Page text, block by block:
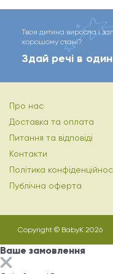
Твоя дитина виросла і
хорошому стані?
Здай речі в один
Про нас
Доставка та оплата
Питання та відповіді
Контакти
Політика
Публічна оферта
Copyright © BabyK 2026
Ваше замовлення